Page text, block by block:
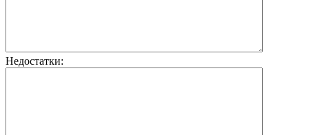
Недостатки: